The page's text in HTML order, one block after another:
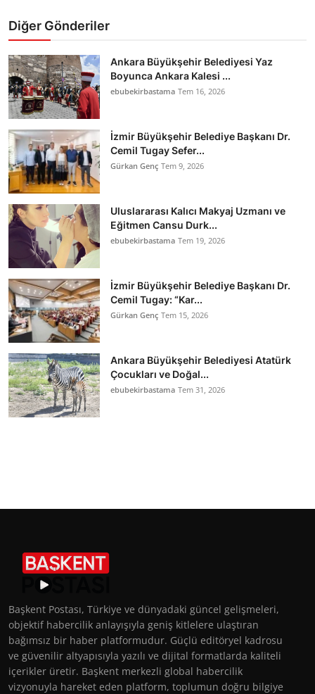
Diğer Gönderiler
Ankara Büyükşehir Belediyesi Yaz
Boyunca Ankara Kalesi ...
ebubekirbastama Tem 16, 2026
İzmir Büyükşehir Belediye Başkanı Dr.
Cemil Tugay Sefer...
Gürkan Genç Tem 9, 2026
Uluslararası Kalıcı Makyaj Uzmanı ve
Eğitmen Cansu Durk...
ebubekirbastama Tem 19, 2026
İzmir Büyükşehir Belediye Başkanı Dr.
Cemil Tugay: “Kar...
Gürkan Genç Tem 15, 2026
Ankara Büyükşehir Belediyesi Atatürk
Çocukları ve Doğal...
ebubekirbastama Tem 31, 2026
Başkent Postası, Türkiye ve dünyadaki güncel gelişmeleri,
objektif habercilik anlayışıyla geniş kitlelere ulaştıran
bağımsız bir haber platformudur. Güçlü editöryel kadrosu
ve güvenilir altyapısıyla yazılı ve dijital formatlarda kaliteli
içerikler üretir. Başkent merkezli global habercilik
vizyonuyla hareket eden platform, toplumun doğru bilgiye